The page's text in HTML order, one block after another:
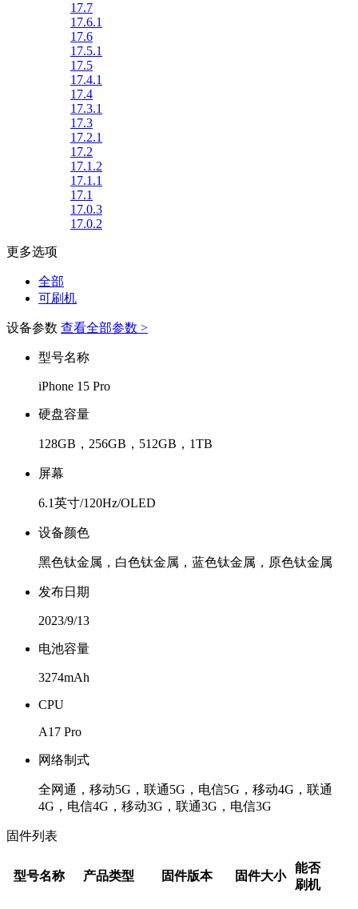
17.7
17.6.1
17.6
17.5.1
17.5
17.4.1
17.4
17.3.1
17.3
17.2.1
17.2
17.1.2
17.1.1
17.1
17.0.3
17.0.2
更多选项
全部
可刷机
设备参数 查看全部参数 >
型号名称
iPhone 15 Pro
硬盘容量
128GB，256GB，512GB，1TB
屏幕
6.1英寸/120Hz/OLED
设备颜色
黑色钛金属，白色钛金属，蓝色钛金属，原色钛金属
发布日期
2023/9/13
电池容量
3274mAh
CPU
A17 Pro
网络制式
全网通，移动5G，联通5G，电信5G，移动4G，联通
4G，电信4G，移动3G，联通3G，电信3G
固件列表
型号名称 产品类型 固件版本 固件大小
能否
刷机